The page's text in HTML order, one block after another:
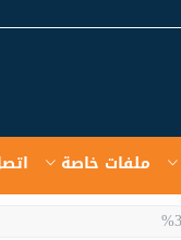
ملفات خاصة